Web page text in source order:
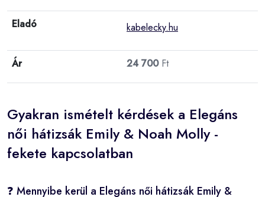
Eladó kabelecky.hu
Ár 24 700Ft
Gyakran ismételt kérdések a Elegáns
női hátizsák Emily & Noah Molly -
fekete kapcsolatban
❓ Mennyibe kerül a Elegáns női hátizsák Emily &